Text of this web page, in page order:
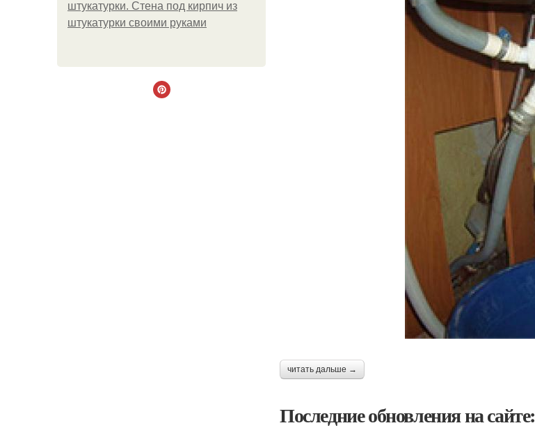
штукатурки. Стена под кирпич из
штукатурки своими руками
читать дальше →
Последние обновления на сайте: